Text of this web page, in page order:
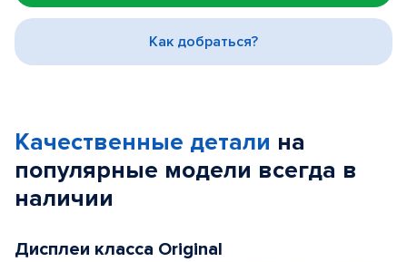
3
Как добраться?
Качественные детали на
популярные модели всегда в
наличии
Дисплеи класса Original